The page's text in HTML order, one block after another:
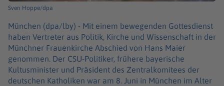
Sven Hoppe/dpa
München (dpa/lby) - Mit einem bewegenden Gottesdienst
haben Vertreter aus Politik, Kirche und Wissenschaft in der
Münchner Frauenkirche Abschied von Hans Maier
genommen. Der CSU-Politiker, frühere bayerische
Kultusminister und Präsident des Zentralkomitees der
deutschen Katholiken war am 8. Juni in München im Alter